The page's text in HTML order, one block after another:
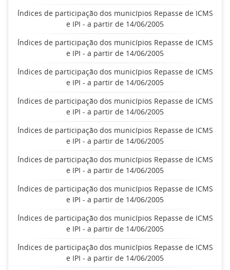
Índices de participação dos municípios Repasse de ICMS
e IPI - a partir de 14/06/2005
Índices de participação dos municípios Repasse de ICMS
e IPI - a partir de 14/06/2005
Índices de participação dos municípios Repasse de ICMS
e IPI - a partir de 14/06/2005
Índices de participação dos municípios Repasse de ICMS
e IPI - a partir de 14/06/2005
Índices de participação dos municípios Repasse de ICMS
e IPI - a partir de 14/06/2005
Índices de participação dos municípios Repasse de ICMS
e IPI - a partir de 14/06/2005
Índices de participação dos municípios Repasse de ICMS
e IPI - a partir de 14/06/2005
Índices de participação dos municípios Repasse de ICMS
e IPI - a partir de 14/06/2005
Índices de participação dos municípios Repasse de ICMS
e IPI - a partir de 14/06/2005